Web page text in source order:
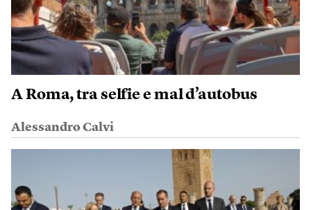
A Roma, tra selfie e mal d’autobus
Alessandro Calvi